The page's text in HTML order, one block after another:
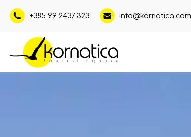
+385 99 2437 323 info@kornatica.com